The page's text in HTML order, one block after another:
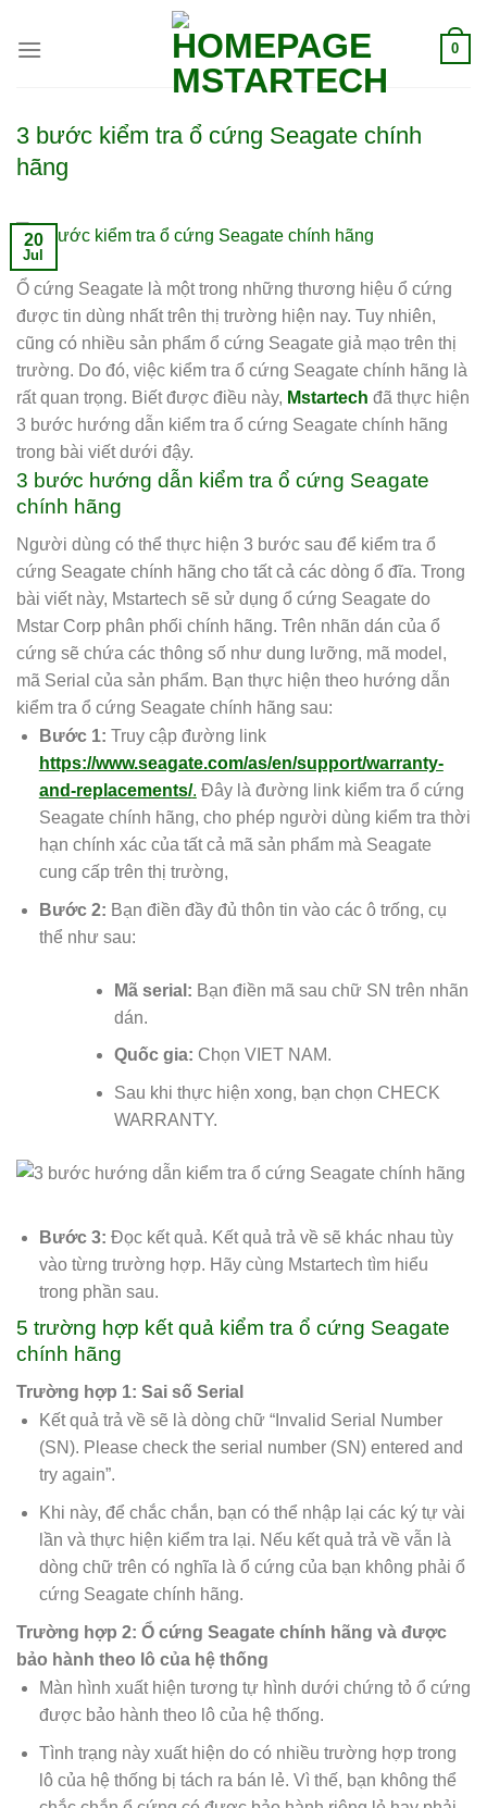
0
3 bước kiểm tra ổ cứng Seagate chính
hãng
20
Jul
Ổ cứng Seagate là một trong những thương hiệu ổ cứng
được tin dùng nhất trên thị trường hiện nay. Tuy nhiên,
cũng có nhiều sản phẩm ổ cứng Seagate giả mạo trên thị
trường. Do đó, việc kiểm tra ổ cứng Seagate chính hãng là
rất quan trọng. Biết được điều này, Mstartech đã thực hiện
3 bước hướng dẫn kiểm tra ổ cứng Seagate chính hãng
trong bài viết dưới đậy.
3 bước hướng dẫn kiểm tra ổ cứng Seagate
chính hãng
Người dùng có thể thực hiện 3 bước sau để kiểm tra ổ
cứng Seagate chính hãng cho tất cả các dòng ổ đĩa. Trong
bài viết này, Mstartech sẽ sử dụng ổ cứng Seagate do
Mstar Corp phân phối chính hãng. Trên nhãn dán của ổ
cứng sẽ chứa các thông số như dung lưỡng, mã model,
mã Serial của sản phẩm. Bạn thực hiện theo hướng dẫn
kiểm tra ổ cứng Seagate chính hãng sau:
Bước 1: Truy cập đường link
https://www.seagate.com/as/en/support/warranty-
and-replacements/. Đây là đường link kiểm tra ổ cứng
Seagate chính hãng, cho phép người dùng kiểm tra thời
hạn chính xác của tất cả mã sản phẩm mà Seagate
cung cấp trên thị trường,
Bước 2: Bạn điền đầy đủ thôn tin vào các ô trống, cụ
thể như sau:
Mã serial: Bạn điền mã sau chữ SN trên nhãn
dán.
Quốc gia: Chọn VIET NAM.
Sau khi thực hiện xong, bạn chọn CHECK
WARRANTY.
Bước 3: Đọc kết quả. Kết quả trả về sẽ khác nhau tùy
vào từng trường hợp. Hãy cùng Mstartech tìm hiểu
trong phần sau.
5 trường hợp kết quả kiểm tra ổ cứng Seagate
chính hãng
Trường hợp 1: Sai số Serial
Kết quả trả về sẽ là dòng chữ “Invalid Serial Number
(SN). Please check the serial number (SN) entered and
try again”.
Khi này, để chắc chắn, bạn có thể nhập lại các ký tự vài
lần và thực hiện kiểm tra lại. Nếu kết quả trả về vẫn là
dòng chữ trên có nghĩa là ổ cứng của bạn không phải ổ
cứng Seagate chính hãng.
Trường hợp 2: Ổ cứng Seagate chính hãng và được
bảo hành theo lô của hệ thống
Màn hình xuất hiện tương tự hình dưới chứng tỏ ổ cứng
được bảo hành theo lô của hệ thống.
Tình trạng này xuất hiện do có nhiều trường hợp trong
lô của hệ thống bị tách ra bán lẻ. Vì thế, bạn không thể